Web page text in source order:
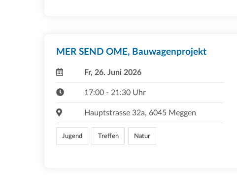
MER SEND OME, Bauwagenprojekt
Fr, 26. Juni 2026
17:00 - 21:30 Uhr
Hauptstrasse 32a, 6045 Meggen
Jugend Treffen Natur